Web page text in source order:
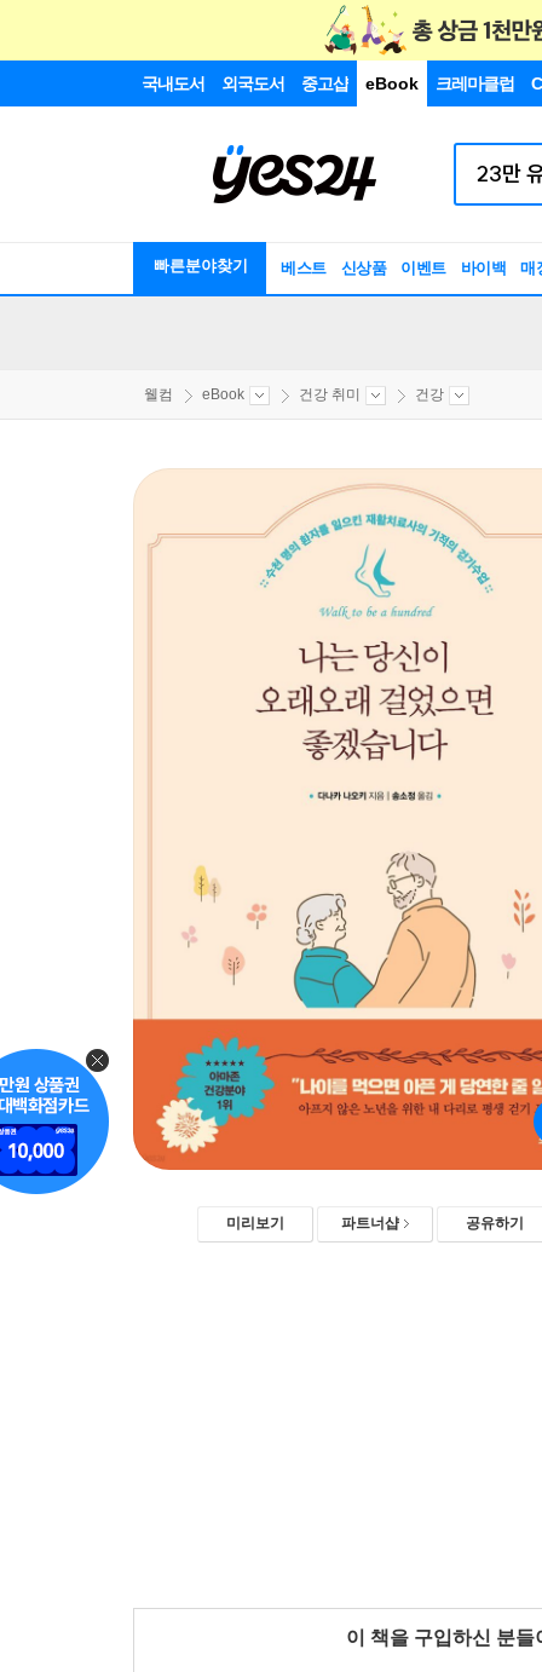
국내도서 외국도서 중고샵 eBook 크레마클럽
빠른분야찾기 베스트 신상품 이벤트 바이백 매
웰컴 eBook 건강 취미 건강
미리보기 파트너샵 공유하기
이 책을 구입하신 분